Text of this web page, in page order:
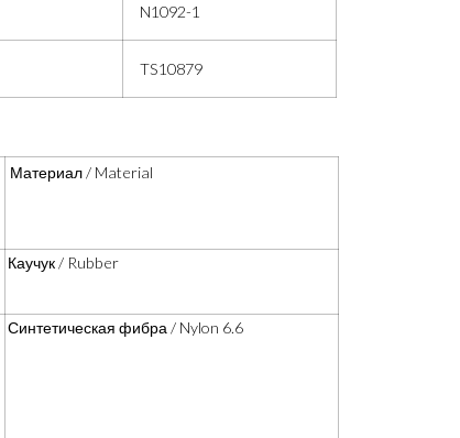
N1092-1
TS10879
Материал / Material
Каучук / Rubber
Синтетическая фибра / Nylon 6.6